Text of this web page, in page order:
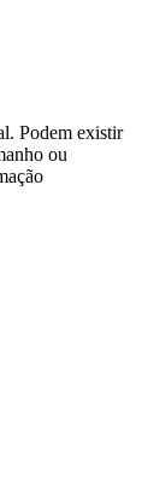
Podem existir
ou